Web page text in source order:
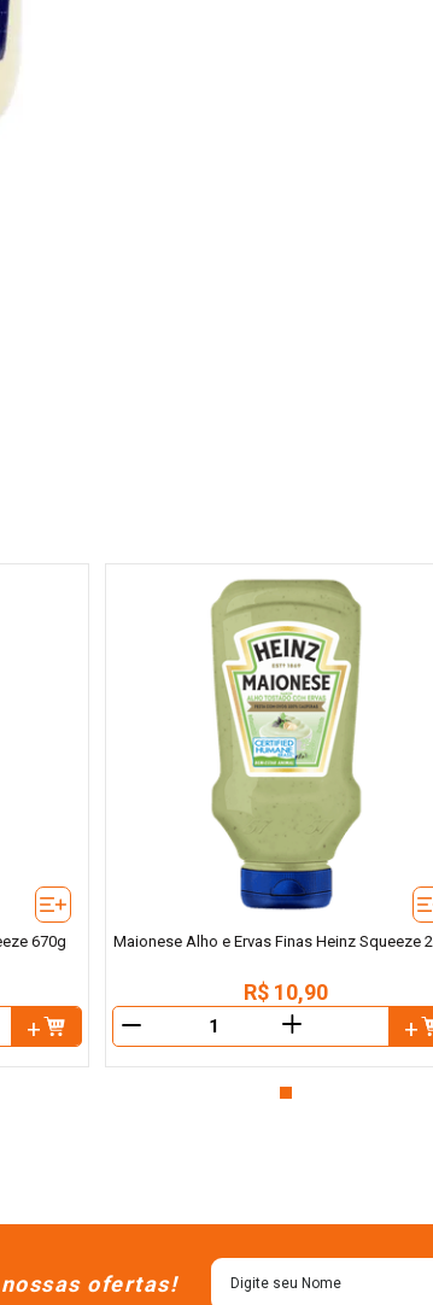
670g Maionese Alho e Ervas Finas Heinz Squeeze
R$ 10,90
＋
ofertas!